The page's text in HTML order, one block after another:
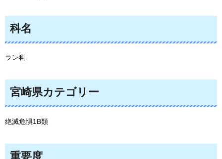
科名
ラン科
宮崎県カテゴリー
絶滅危惧1B類
重要度